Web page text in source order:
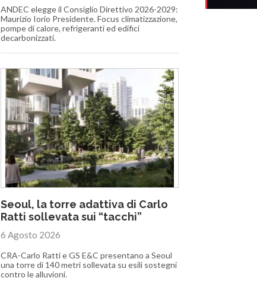
ANDEC elegge il Consiglio Direttivo 2026-2029:
Maurizio Iorio Presidente. Focus climatizzazione,
pompe di calore, refrigeranti ed edifici
decarbonizzati.
Seoul, la torre adattiva di Carlo
Ratti sollevata sui “tacchi”
6 Agosto 2026
CRA-Carlo Ratti e GS E&C presentano a Seoul
una torre di 140 metri sollevata su esili sostegni
contro le alluvioni.